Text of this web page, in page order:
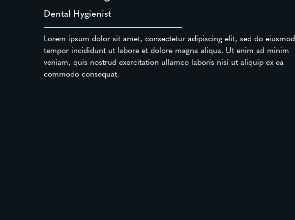
Dental Hygienist
Lorem ipsum dolor sit amet, consectetur adipiscing elit, sed do eiusmod
tempor incididunt ut labore et dolore magna aliqua. Ut enim ad minim
veniam, quis nostrud exercitation ullamco laboris nisi ut aliquip ex ea
commodo consequat.